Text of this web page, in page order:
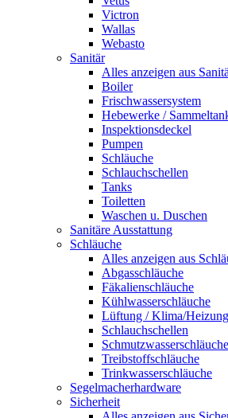
Victron
Wallas
Webasto
Sanitär
Alles anzeigen aus
Boiler
Frischwassersystem
Hebewerke /
Inspektionsdeckel
Pumpen
Schläuche
Schlauchschellen
Tanks
Toiletten
Waschen u. Duschen
Sanitäre Ausstattung
Schläuche
Alles anzeigen aus
Abgasschläuche
Fäkalienschläuche
Kühlwasserschläuche
Lüftung / Klima/Heizung
Schlauchschellen
Schmutzwasserschläuche
Treibstoffschläuche
Trinkwasserschläuche
Segelmacherhardware
Sicherheit